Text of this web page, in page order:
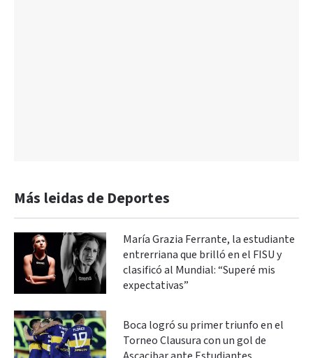
Más leidas de Deportes
María Grazia Ferrante, la estudiante
entrerriana que brilló en el FISU y
clasificó al Mundial: “Superé mis
expectativas”
Boca logró su primer triunfo en el
Torneo Clausura con un gol de